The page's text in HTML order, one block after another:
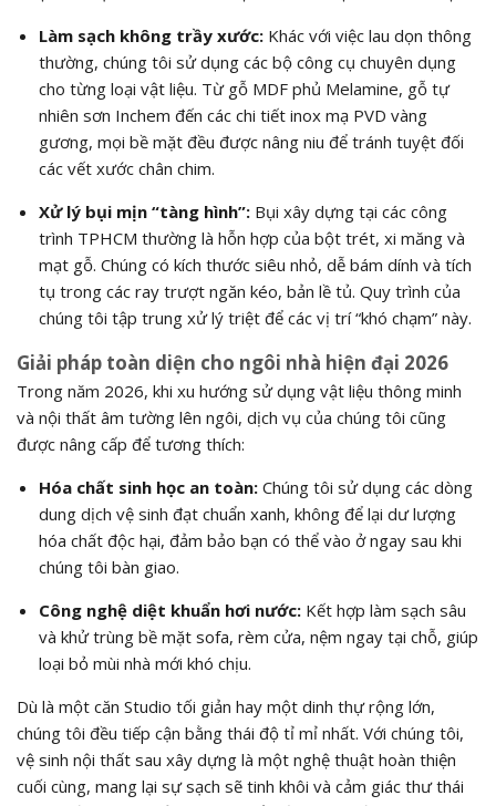
Làm sạch không trầy xước:Khác với việc lau dọn thông
thường, chúng tôi sử dụng các bộ công cụ chuyên dụng
cho từng loại vật liệu. Từ gỗ MDF phủ Melamine, gỗ tự
nhiên sơn Inchem đến các chi tiết inox mạ PVD vàng
gương, mọi bề mặt đều được nâng niu để tránh tuyệt đối
các vết xước chân chim.
Xử lý bụi mịn “tàng hình”:Bụi xây dựng tại các công
trình TPHCM thường là hỗn hợp của bột trét, xi măng và
mạt gỗ. Chúng có kích thước siêu nhỏ, dễ bám dính và tích
tụ trong các ray trượt ngăn kéo, bản lề tủ. Quy trình của
chúng tôi tập trung xử lý triệt để các vị trí “khó chạm” này.
Giải pháp toàn diện cho ngôi nhà hiện đại 2026
Trong năm 2026, khi xu hướng sử dụng vật liệu thông minh
và nội thất âm tường lên ngôi, dịch vụ của chúng tôi cũng
được nâng cấp để tương thích:
Hóa chất sinh học an toàn:Chúng tôi sử dụng các dòng
dung dịch vệ sinh đạt chuẩn xanh, không để lại dư lượng
hóa chất độc hại, đảm bảo bạn có thể vào ở ngay sau khi
chúng tôi bàn giao.
Công nghệ diệt khuẩn hơi nước:Kết hợp làm sạch sâu
và khử trùng bề mặt sofa, rèm cửa, nệm ngay tại chỗ, giúp
loại bỏ mùi nhà mới khó chịu.
Dù là một căn Studio tối giản hay một dinh thự rộng lớn,
chúng tôi đều tiếp cận bằng thái độ tỉ mỉ nhất. Với chúng tôi,
vệ sinh nội thất sau xây dựng là một nghệ thuật hoàn thiện
cuối cùng, mang lại sự sạch sẽ tinh khôi và cảm giác thư thái